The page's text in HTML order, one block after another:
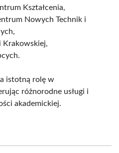
Kształcenia,
Nowych Technik i
Krakowskiej,
istotną rolę w
różnorodne usługi i
akademickiej.